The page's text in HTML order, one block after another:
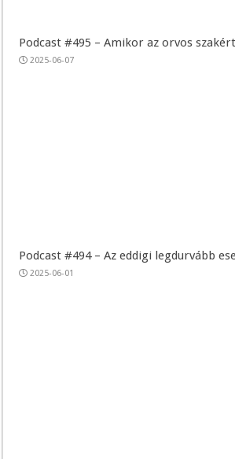
Podcast #495 – Amikor az orvos szakért
2025-06-07
Podcast #494 – Az eddigi legdurvább
2025-06-01